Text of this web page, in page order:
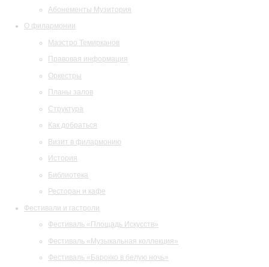
Абонементы Музитория
О филармонии
Маэстро Темирканов
Правовая информация
Оркестры
Планы залов
Структура
Как добраться
Визит в филармонию
История
Библиотека
Ресторан и кафе
Фестивали и гастроли
Фестиваль «Площадь Искусств»
Фестиваль «Музыкальная коллекция»
Фестиваль «Барокко в белую ночь»